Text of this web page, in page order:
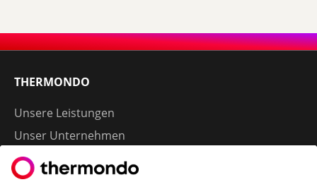
THERMONDO
Unsere Leistungen
Unser Unternehmen
Presse
Karriere